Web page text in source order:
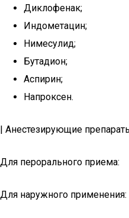
Диклофенак;
Индометацин;
Нимесулид;
Бутадион;
Аспирин;
Напроксен.
| Анестезирующие
Для перорального приема:
Для наружного применения: